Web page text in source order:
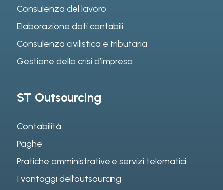
Consulenza del lavoro
Elaborazione dati contabili
Consulenza civilistica e tributaria
Gestione della crisi d’impresa
ST Outsourcing
Contabilità
Paghe
Pratiche amministrative e servizi telematici
I vantaggi dell’outsourcing